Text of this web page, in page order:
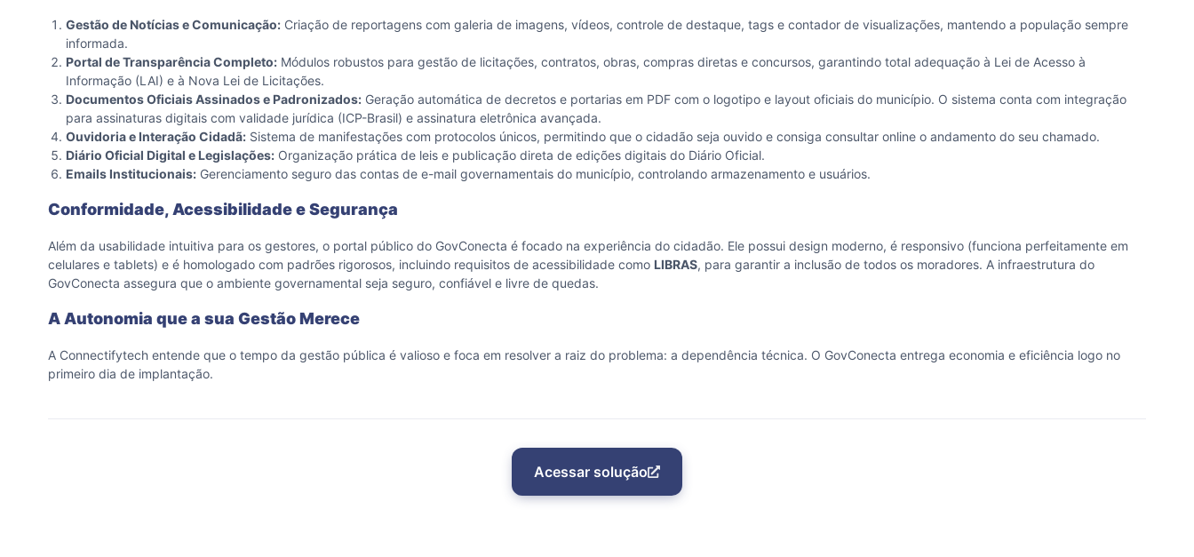
Gestão de Notícias e Comunicação:Criação de reportagens com galeria de imagens, vídeos, controle de destaque, tags e contador de visualizações, mantendo a população sempre
informada.
Portal de Transparência Completo:Módulos robustos para gestão de licitações, contratos, obras, compras diretas e concursos, garantindo total adequação à Lei de Acesso à
Informação (LAI) e à Nova Lei de Licitações.
Documentos Oficiais Assinados e Padronizados:Geração automática de decretos e portarias em PDF com o logotipo e layout oficiais do município. O sistema conta com integração
para assinaturas digitais com validade jurídica (ICP-Brasil) e assinatura eletrônica avançada.
Ouvidoria e Interação Cidadã:Sistema de manifestações com protocolos únicos, permitindo que o cidadão seja ouvido e consiga consultar online o andamento do seu chamado.
Diário Oficial Digital e Legislações:Organização prática de leis e publicação direta de edições digitais do Diário Oficial.
Emails Institucionais:Gerenciamento seguro das contas de e-mail governamentais do município, controlando armazenamento e usuários.
Conformidade, Acessibilidade e Segurança
Além da usabilidade intuitiva para os gestores, o portal público do GovConecta é focado na experiência do cidadão. Ele possui design moderno, é responsivo (funciona perfeitamente em
celulares e tablets) e é homologado com padrões rigorosos, incluindo requisitos de acessibilidade como LIBRAS, para garantir a inclusão de todos os moradores. A infraestrutura do
GovConecta assegura que o ambiente governamental seja seguro, confiável e livre de quedas.
A Autonomia que a sua Gestão Merece
A Connectifytech entende que o tempo da gestão pública é valioso e foca em resolver a raiz do problema: a dependência técnica. O GovConecta entrega economia e eficiência logo no
primeiro dia de implantação.
Acessar solução